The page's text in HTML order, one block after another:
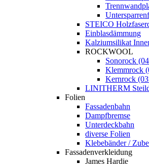
STEICO
Einblasdämmung
Kalziumsilikat
ROCKWOOL
Sonorock
Klemmrock
Kernrock
LINITHERM
Folien
Fassadenbahn
Dampfbremse
Unterdeckbahn
diverse Folien
Klebebänder /
Fassadenverkleidung
James Hardie